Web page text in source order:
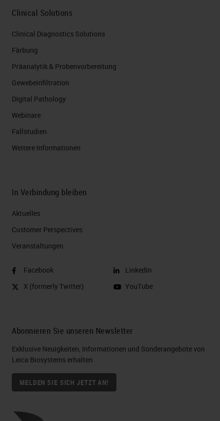
Clinical Solutions
Clinical Diagnostics Solutions
Färbung
Präanalytik & Probenvorbereitung
Gewebeinfiltration
Digital Pathology
Webinare
Fallstudien
Weitere Informationen
In Verbindung bleiben
Aktuelles
Customer Perspectives​
Veranstaltungen
Facebook
X (formerly Twitter)
LinkedIn
YouTube
Abonnieren Sie unseren Newsletter
Exklusive Neuigkeiten, Informationen und Sonderangebote von
Leica Biosystems erhalten
MELDEN SIE SICH JETZT AN!